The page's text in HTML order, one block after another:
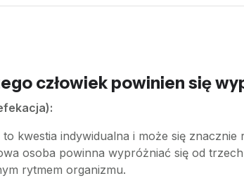
człowiek powinien się
kwestia indywidualna i może się
osoba powinna wypróżniać się od
rytmem organizmu.